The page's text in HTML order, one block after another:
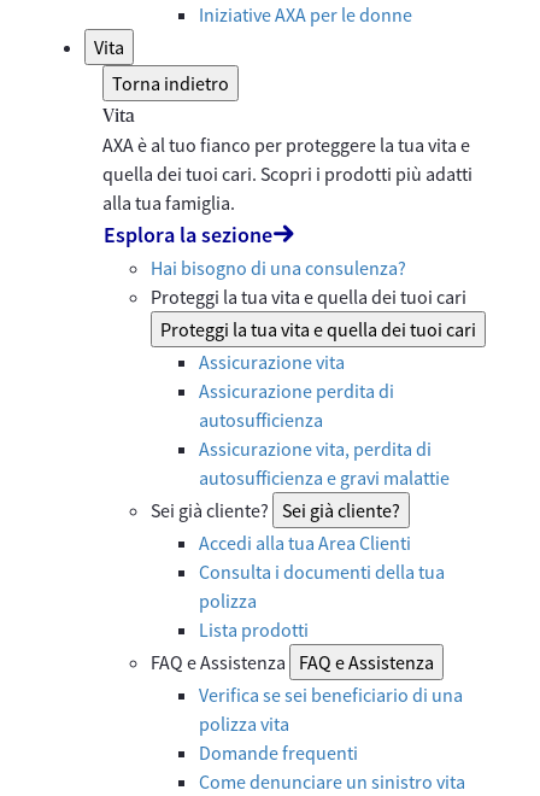
Iniziative AXA per le donne
Vita
Torna indietro
Vita
AXA è al tuo fianco per proteggere la tua vita e
quella dei tuoi cari. Scopri i prodotti più adatti
alla tua famiglia.
Esplora la sezione
Hai bisogno di una consulenza?
Proteggi la tua vita e quella dei tuoi cari
Proteggi la tua vita e quella dei tuoi cari
Assicurazione vita
Assicurazione perdita di
autosufficienza
Assicurazione vita, perdita di
autosufficienza e gravi malattie
Sei già cliente? Sei già cliente?
Accedi alla tua Area Clienti
Consulta i documenti della tua
polizza
Lista prodotti
FAQ e Assistenza
FAQ e Assistenza
Verifica se sei beneficiario di una
polizza vita
Domande frequenti
Come denunciare un sinistro vita